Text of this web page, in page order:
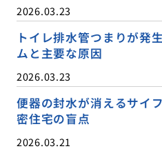
2026.03.23
トイレ排水管つまりが発
ムと主要な原因
2026.03.23
便器の封水が消えるサイ
密住宅の盲点
2026.03.21